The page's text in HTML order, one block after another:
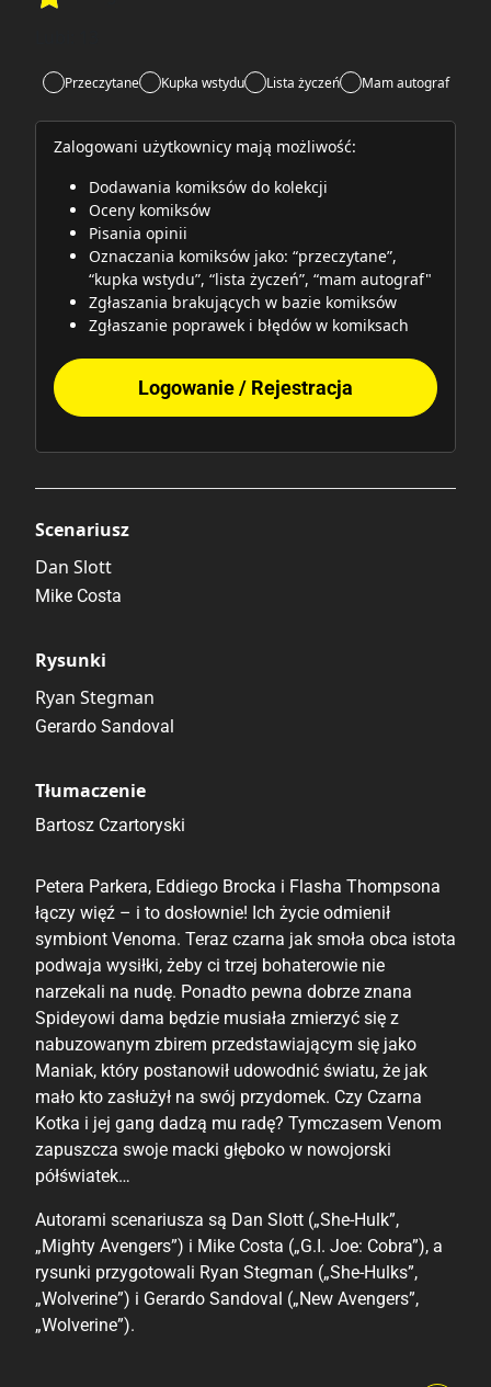
Rate this item:
Przeczytane Kupka wstydu Lista życzeń Mam autograf
Zalogowani użytkownicy mają możliwość:
Dodawania komiksów do kolekcji
Oceny komiksów
Pisania opinii
Oznaczania komiksów jako: “przeczytane”,
“kupka wstydu”, “lista życzeń”, “mam autograf"
Zgłaszania brakujących w bazie komiksów
Zgłaszanie poprawek i błędów w komiksach
Logowanie / Rejestracja
Scenariusz
Dan Slott
Mike Costa
Rysunki
Ryan Stegman
Gerardo Sandoval
Tłumaczenie
Bartosz Czartoryski
Petera Parkera, Eddiego Brocka i Flasha Thompsona
łączy więź – i to dosłownie! Ich życie odmienił
symbiont Venoma. Teraz czarna jak smoła obca istota
podwaja wysiłki, żeby ci trzej bohaterowie nie
narzekali na nudę. Ponadto pewna dobrze znana
Spideyowi dama będzie musiała zmierzyć się z
nabuzowanym zbirem przedstawiającym się jako
Maniak, który postanowił udowodnić światu, że jak
mało kto zasłużył na swój przydomek. Czy Czarna
Kotka i jej gang dadzą mu radę? Tymczasem Venom
zapuszcza swoje macki głęboko w nowojorski
półświatek…
Autorami scenariusza są Dan Slott („She-Hulk”,
„Mighty Avengers”) i Mike Costa („G.I. Joe: Cobra”), a
rysunki przygotowali Ryan Stegman („She-Hulks”,
„Wolverine”) i Gerardo Sandoval („New Avengers”,
„Wolverine”).